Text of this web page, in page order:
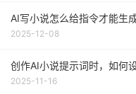
AI写小说怎么给指令才能生
2025-12-08
创作AI小说提示词时，如何
2025-11-16